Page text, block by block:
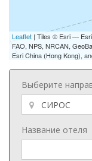
Leaflet | Tiles © Esri —
FAO, NPS, NRCAN,
Esri China (Hong Kong),
Выберите
Название отеля